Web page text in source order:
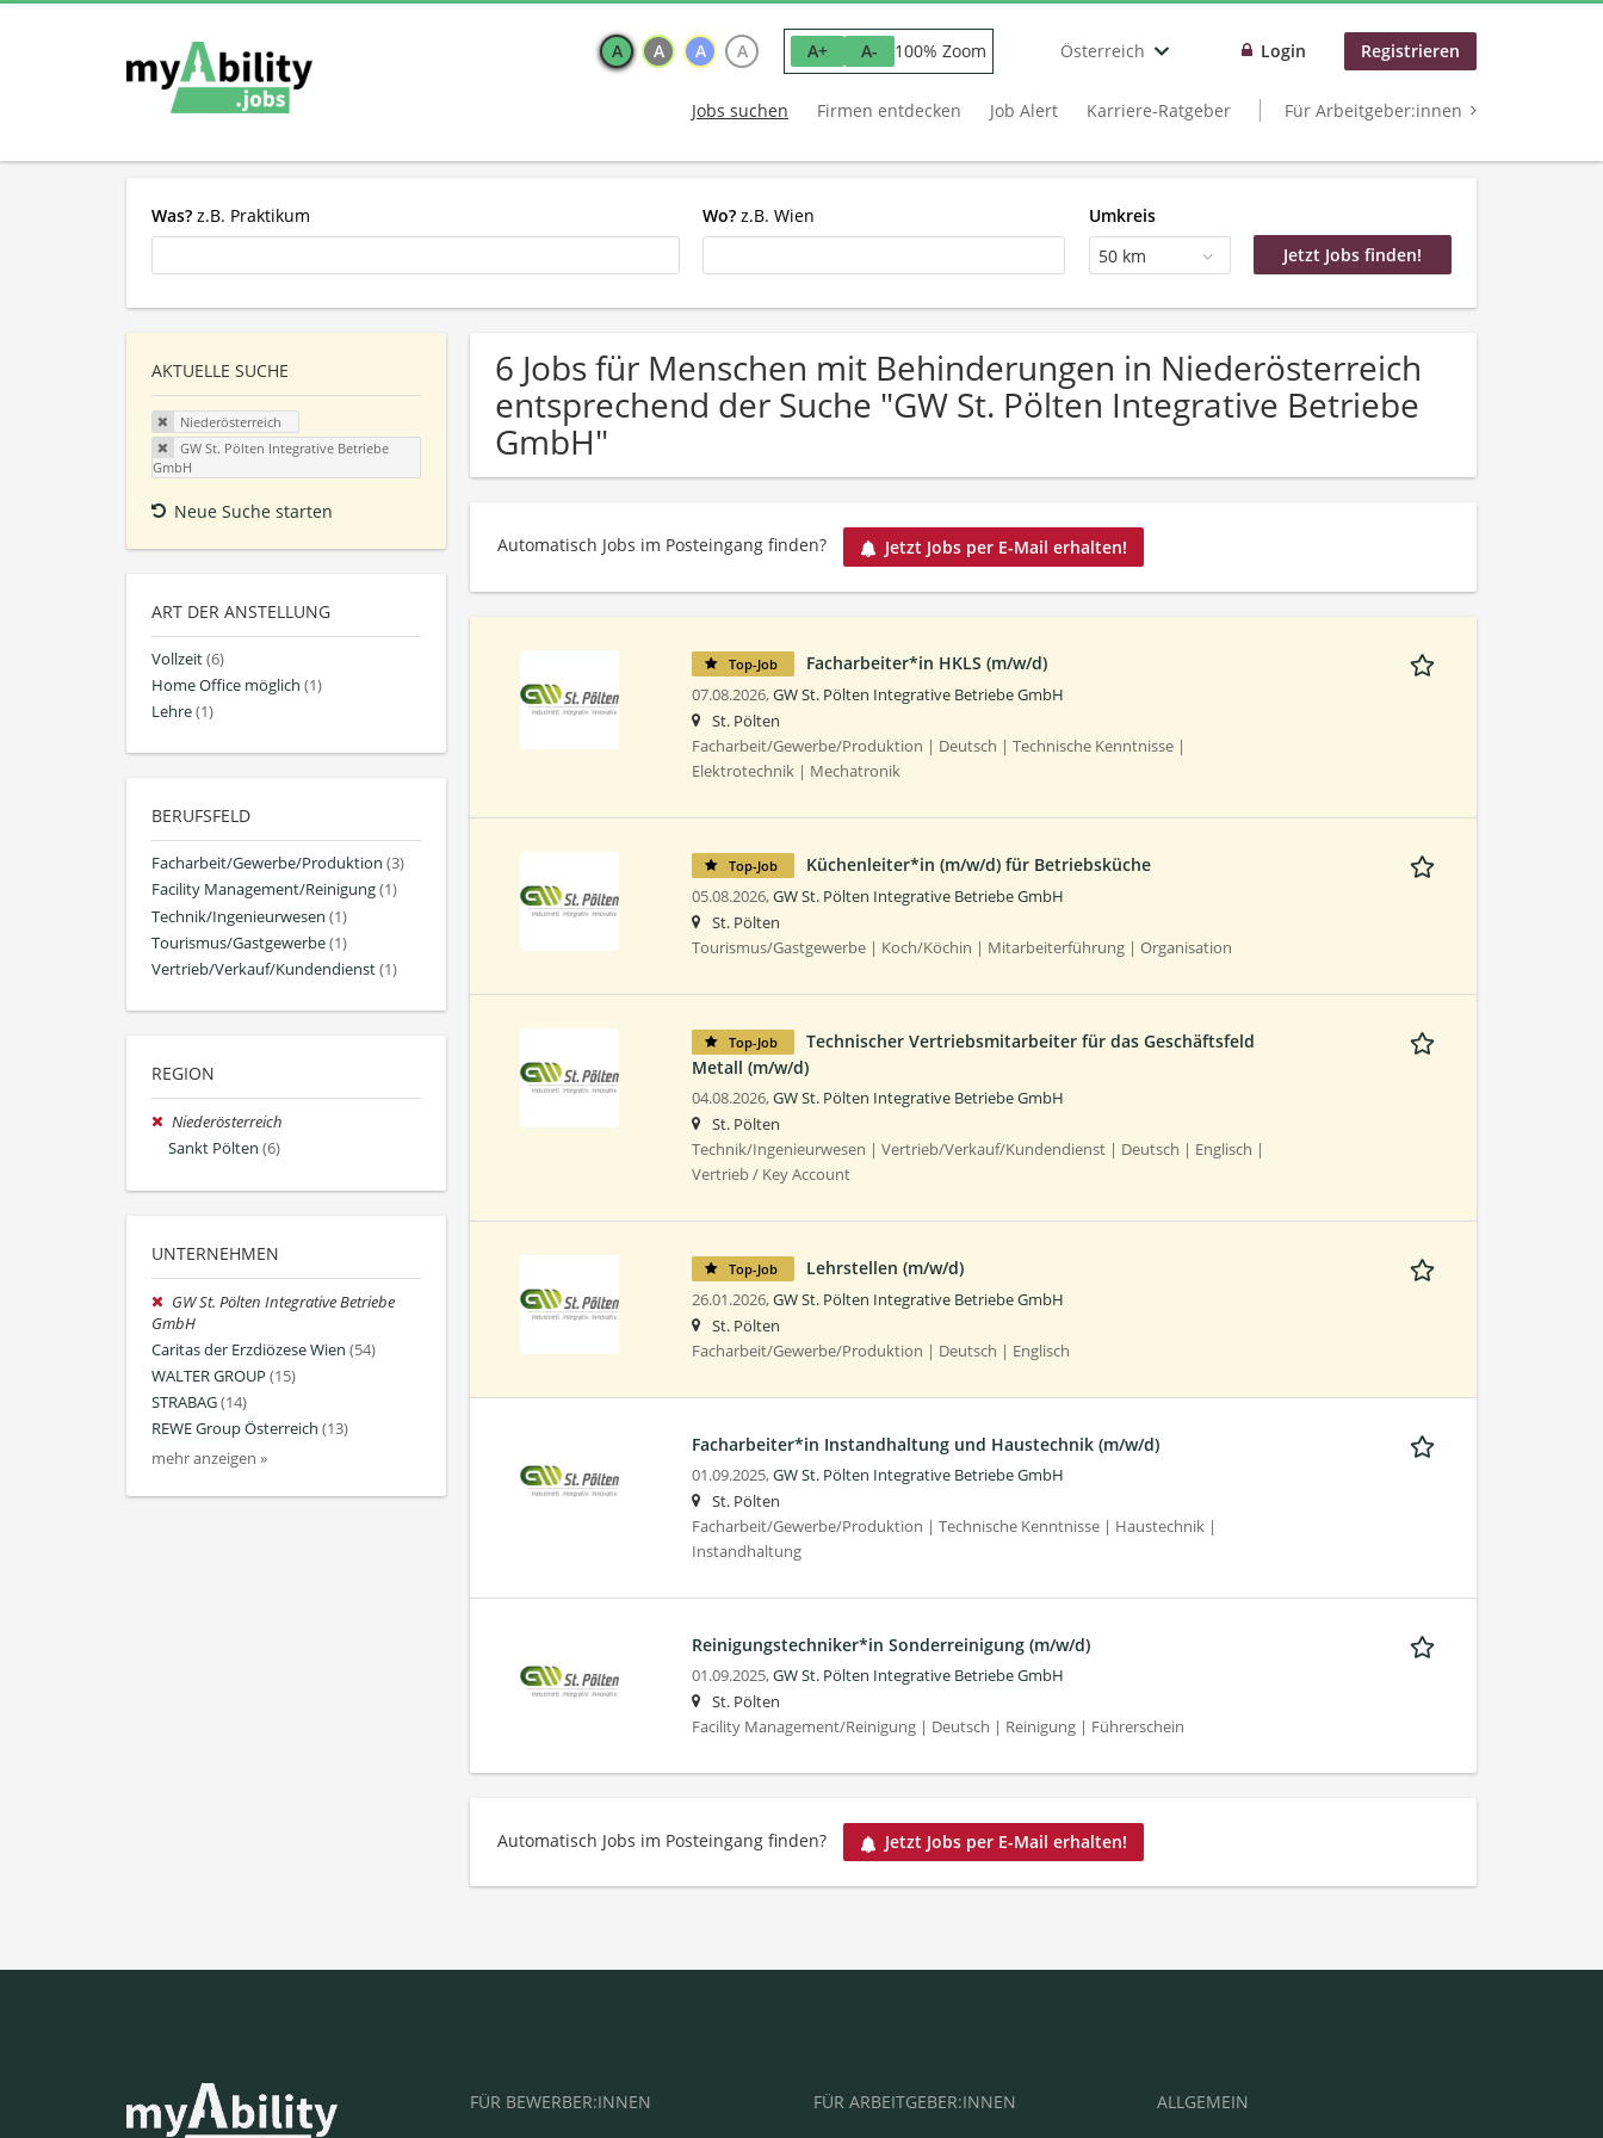
A A A A A+ A- 100% Zoom Österreich Login Registrieren
Jobs suchen Firmen entdecken Job Alert Karriere-Ratgeber Für Arbeitgeber:innen
Was? z.B. Praktikum Wo? z.B. Wien
Umkreis
50 km
AKTUELLE SUCHE
Niederösterreich
GW St. Pölten Integrative Betriebe
GmbH
Neue Suche starten
ART DER ANSTELLUNG
Vollzeit(6)
Home Office möglich (1)
Lehre(1)
BERUFSFELD
Facharbeit/Gewerbe/Produktion (3)
Facility Management/Reinigung(1)
Technik/Ingenieurwesen (1)
Tourismus/Gastgewerbe(1)
Vertrieb/Verkauf/Kundendienst(1)
REGION
Niederösterreich
Sankt Pölten (6)
UNTERNEHMEN
GW St. Pölten Integrative Betriebe
GmbH
Caritas der Erzdiözese Wien (54)
WALTER GROUP (15)
STRABAG(14)
REWE Group Österreich (13)
mehr anzeigen »
6 Jobs für Menschen mit Behinderungen in Niederösterreich
entsprechend der Suche "GW St. Pölten Integrative Betriebe
GmbH"
Automatisch Jobs im Posteingang finden? Jetzt Jobs per E-Mail erhalten!
Top-Job Facharbeiter*in HKLS (m/w/d)
07.08.2026,GW St. Pölten Integrative Betriebe GmbH
St. Pölten
Facharbeit/Gewerbe/Produktion | Deutsch | Technische Kenntnisse |
Elektrotechnik | Mechatronik
Top-Job Küchenleiter*in (m/w/d) für Betriebsküche
05.08.2026,GW St. Pölten Integrative Betriebe GmbH
St. Pölten
Tourismus/Gastgewerbe | Koch/Köchin | Mitarbeiterführung | Organisation
Top-Job
Technischer Vertriebsmitarbeiter für das Geschäftsfeld
Metall (m/w/d)
04.08.2026,GW St. Pölten Integrative Betriebe GmbH
St. Pölten
Technik/Ingenieurwesen | Vertrieb/Verkauf/Kundendienst | Deutsch | Englisch |
Vertrieb / Key Account
Top-Job Lehrstellen (m/w/d)
26.01.2026,GW St. Pölten Integrative Betriebe GmbH
St. Pölten
Facharbeit/Gewerbe/Produktion | Deutsch | Englisch
Facharbeiter*in Instandhaltung und Haustechnik (m/w/d)
01.09.2025,GW St. Pölten Integrative Betriebe GmbH
St. Pölten
Facharbeit/Gewerbe/Produktion | Technische Kenntnisse | Haustechnik |
Instandhaltung
Reinigungstechniker*in Sonderreinigung (m/w/d)
01.09.2025,GW St. Pölten Integrative Betriebe GmbH
St. Pölten
Facility Management/Reinigung | Deutsch | Reinigung | Führerschein
Automatisch Jobs im Posteingang finden? Jetzt Jobs per E-Mail erhalten!
FÜR BEWERBER:INNEN FÜR ARBEITGEBER:INNEN ALLGEMEIN